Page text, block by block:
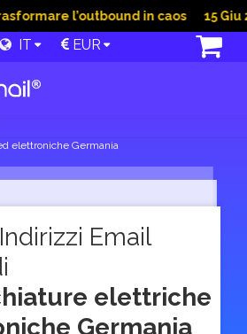
l’outbound in caos 15 Giu
IT EUR
elettroniche Germania
Email
elettriche
Germania